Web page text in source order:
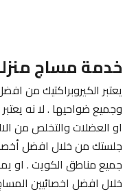
خدمة مساج
يعتبر الكيروبراكتيك من
وجميع ضواحيها . لا نه
او العضلات والتخلص من
جلستك من خلال افضل
جميع مناطق الكويت . او
خلال افضل اخصائيين